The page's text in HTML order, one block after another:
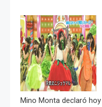
Mino Monta declaró